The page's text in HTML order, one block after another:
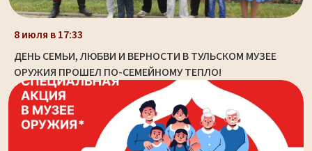
8 июля в 17:33
ДЕНЬ СЕМЬИ, ЛЮБВИ И ВЕРНОСТИ В ТУЛЬСКОМ МУЗЕЕ
ОРУЖИЯ ПРОШЕЛ ПО-СЕМЕЙНОМУ ТЕПЛО!